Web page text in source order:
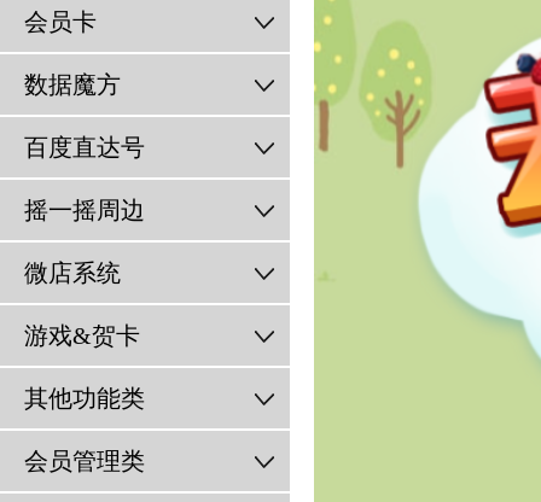
会员卡
数据魔方
百度直达号
摇一摇周边
微店系统
游戏&贺卡
其他功能类
会员管理类